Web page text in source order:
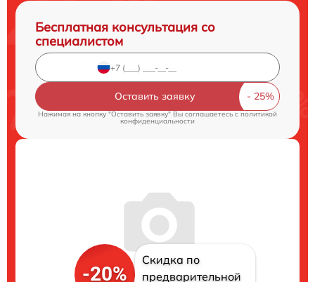
Бесплатная консультация со
специалистом
Оставить заявку
Нажимая на кнопку "Оставить заявку" Вы соглашаетесь cполитикой
конфиденциальности
-20%
Скидка по
предварительной